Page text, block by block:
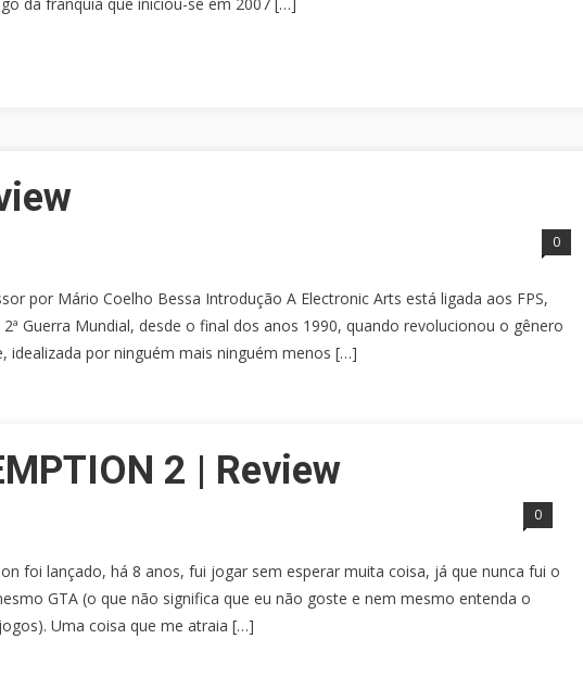
0
por Mário Coelho Bessa Introdução A Electronic Arts está ligada aos FPS,
Guerra Mundial, desde o final dos anos 1990, quando revolucionou o gênero
idealizada por ninguém mais ninguém menos […]
2 | Review
0
foi lançado, há 8 anos, fui jogar sem esperar muita coisa, já que nunca fui o
GTA (o que não significa que eu não goste e nem mesmo entenda o
Uma coisa que me atraia […]